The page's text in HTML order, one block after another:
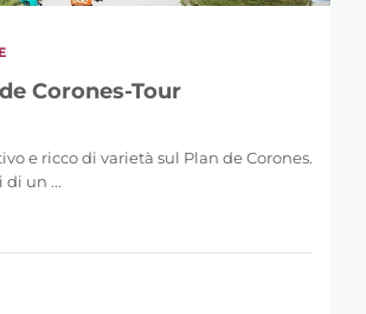
LA
Corones-Tour
e ricco di varietà sul Plan de Corones.
di un ...